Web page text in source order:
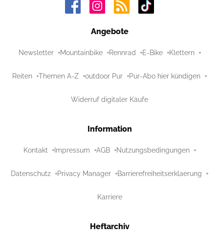
Angebote
Newsletter Mountainbike Rennrad E-Bike Klettern
Reiten Themen A-Z outdoor Pur Pur-Abo hier kündigen
Widerruf digitaler Käufe
Information
Kontakt Impressum AGB Nutzungsbedingungen
Datenschutz Privacy Manager Barrierefreiheitserklaerung
Karriere
Heftarchiv